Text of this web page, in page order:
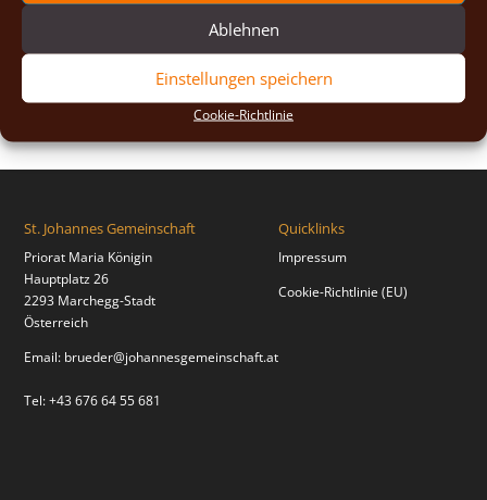
Ablehnen
Einstellungen speichern
Cookie-Richtlinie
2020(2)
St. Johannes Gemeinschaft
Priorat Maria Königin
Hauptplatz 26
2293 Marchegg-Stadt
Österreich
Email: brueder@johannesgemeinschaft.at
Tel: +43 676 64 55 681
Quicklinks
Impressum
Cookie-Richtlinie (EU)